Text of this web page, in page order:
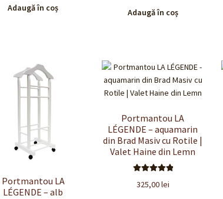
Adaugă în coș Adaugă în coș
Portmantou LA
LÉGENDE – alb
Portmantou LA
LÉGENDE – aquamarin
din Brad Masiv cu Rotile |
Valet Haine din Lemn
5.00 din 5
325,00lei